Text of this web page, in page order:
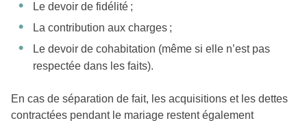
Le devoir de fidélité ;
La contribution aux charges ;
Le devoir de cohabitation (même si elle n’est pas
respectée dans les faits).
En cas de séparation de fait, les acquisitions et les dettes
contractées pendant le mariage restent également